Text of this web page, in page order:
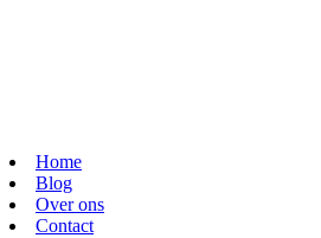
Home
Blog
Over ons
Contact